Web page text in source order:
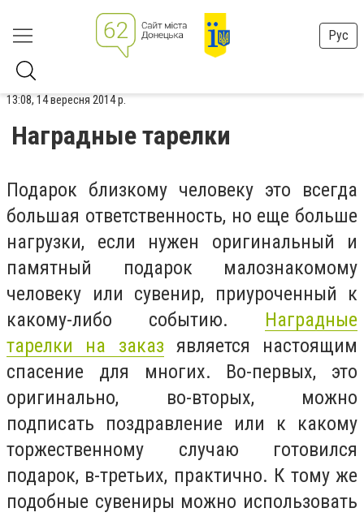
Рус
13:08, 14 вересня 2014 р.
Наградные тарелки
Подарок близкому человеку это всегда
большая ответственность, но еще больше
нагрузки, если нужен оригинальный и
памятный подарок малознакомому
человеку или сувенир, приуроченный к
какому-либо событию. Наградные
тарелки на заказ является настоящим
спасение для многих. Во-первых, это
оригинально, во-вторых, можно
подписать поздравление или к какому
торжественному случаю готовился
подарок, в-третьих, практично. К тому же
подобные сувениры можно использовать